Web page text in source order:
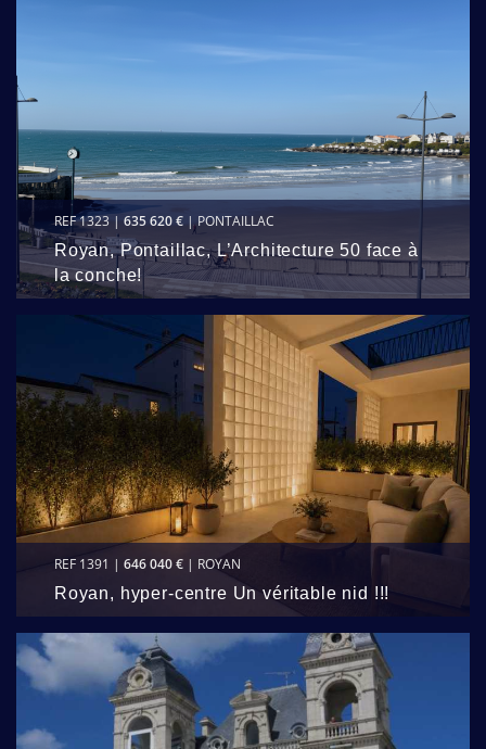
REF 1323 | 635 620 € | PONTAILLAC
Royan, Pontaillac, L’Architecture 50 face à
la conche!
REF 1391 | 646 040 € | ROYAN
Royan, hyper-centre Un véritable nid !!!